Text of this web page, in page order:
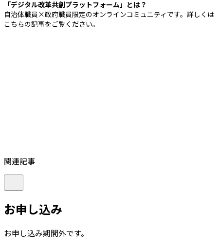
「デジタル改革共創プラットフォーム」とは？
自治体職員×政府職員限定のオンラインコミュニティです。詳しくは
こちらの記事をご覧ください。
関連記事
お申し込み
お申し込み期間外です。